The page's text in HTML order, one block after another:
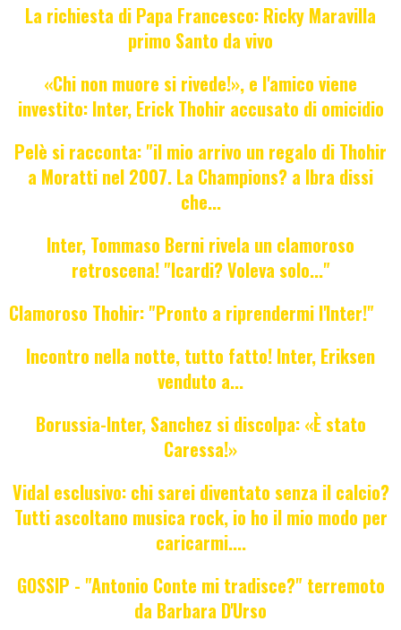
La richiesta di Papa Francesco: Ricky Maravilla
primo Santo da vivo
«Chi non muore si rivede!», e l'amico viene
investito: Inter, Erick Thohir accusato di omicidio
Pelè si racconta: "il mio arrivo un regalo di Thohir
a Moratti nel 2007. La Champions? a Ibra dissi
che...
Inter, Tommaso Berni rivela un clamoroso
retroscena! "Icardi? Voleva solo..."
Clamoroso Thohir: "Pronto a riprendermi l'Inter!"
Incontro nella notte, tutto fatto! Inter, Eriksen
venduto a...
Borussia-Inter, Sanchez si discolpa: «È stato
Caressa!»
Vidal esclusivo: chi sarei diventato senza il calcio?
Tutti ascoltano musica rock, io ho il mio modo per
caricarmi....
GOSSIP - "Antonio Conte mi tradisce?" terremoto
da Barbara D'Urso